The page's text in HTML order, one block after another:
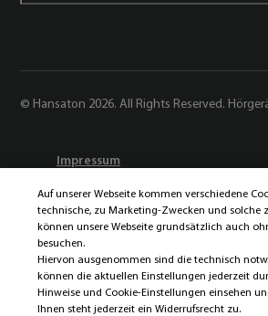
© Hansaton 2026. All Rights Reserved.
Impressum
Datenschutz der Sonova AG
Cookies
Cookie Einstellungen
Auf unserer Webseite kommen verschiedene
technische, zu Marketing-Zwecken und solche
können unsere Webseite grundsätzlich auch
besuchen.
Hiervon ausgenommen sind die technisch
können die aktuellen Einstellungen jederzeit
Hinweise und Cookie-Einstellungen einsehen
Ihnen steht jederzeit ein Widerrufsrecht zu.